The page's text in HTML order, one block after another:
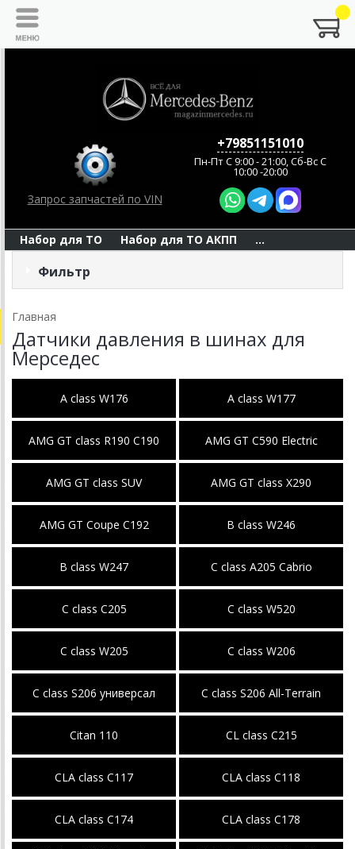
Запрос запчастей по VIN
+79851151010
Пн-Пт C 9:00 - 21:00, Сб-Вс С
10:00 -20:00
Набор для ТО Набор для ТО АКПП ...
Фильтр
Главная
Датчики давления в шинах для
Мерседес
A class W176 A class W177
AMG GT class R190 C190 AMG GT C590 Electric
AMG GT class SUV AMG GT class X290
AMG GT Coupe C192 B class W246
B class W247 C class A205 Cabrio
C class C205 C сlass W520
C class W205 C class W206
C class S206 универсал C class S206 All-Terrain
Citan 110 CL class С215
CLA class C117 CLA class C118
CLA class C174 CLA class C178